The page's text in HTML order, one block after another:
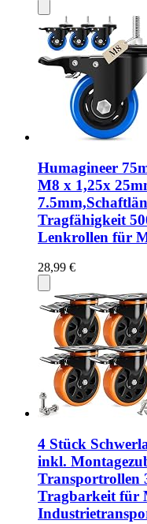
Humagineer
M8 x 1,25x
Tragfähigkeit
Lenkrollen für
28,99 €
4 Stück
inkl.
Transportrollen
Tragbarkeit für